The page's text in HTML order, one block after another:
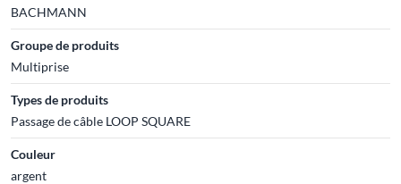
BACHMANN
Groupe de produits
Multiprise
Types de produits
Passage de câble LOOP SQUARE
Couleur
argent